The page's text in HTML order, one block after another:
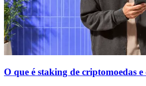
O que é staking de criptomoedas